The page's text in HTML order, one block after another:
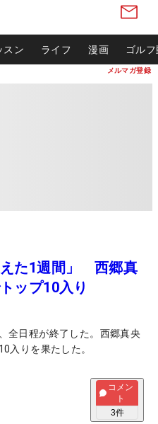
メルマガ登録
スン ライフ 漫画 ゴル
えた1週間」 西郷真
ップ10入り
全日程が終了した。西郷真央
入りを果たした。
コメン
ト
3件